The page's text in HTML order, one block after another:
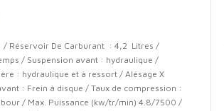
/ Réservoir De Carburant : 4,2 Litres /
/ Suspension avant : hydraulique /
: hydraulique et à ressort / Alésage X
: Frein à disque / Taux de compression :
/ Max. Puissance (kw/tr/min) 4.8/7500 /